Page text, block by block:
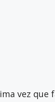
vez que